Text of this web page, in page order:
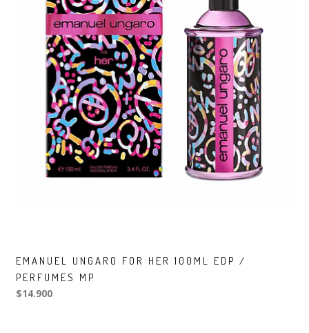
EMANUEL UNGARO FOR HER 100ML EDP /
PERFUMES MP
$14.900